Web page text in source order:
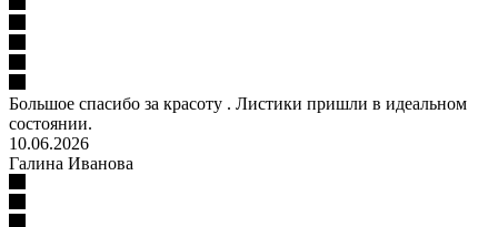
Большое спасибо за красоту . Листики пришли в идеальном
состоянии.
10.06.2026
Галина Иванова